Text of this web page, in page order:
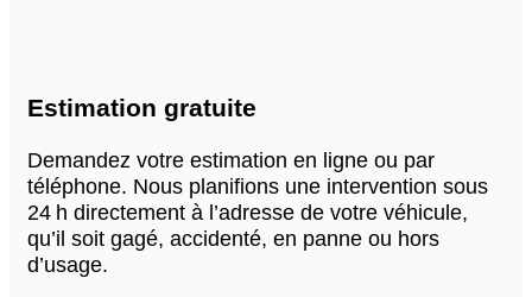
Estimation gratuite
Demandez votre estimation en ligne ou par
téléphone. Nous planifions une intervention sous
24 h directement à l’adresse de votre véhicule,
qu’il soit gagé, accidenté, en panne ou hors
d’usage.